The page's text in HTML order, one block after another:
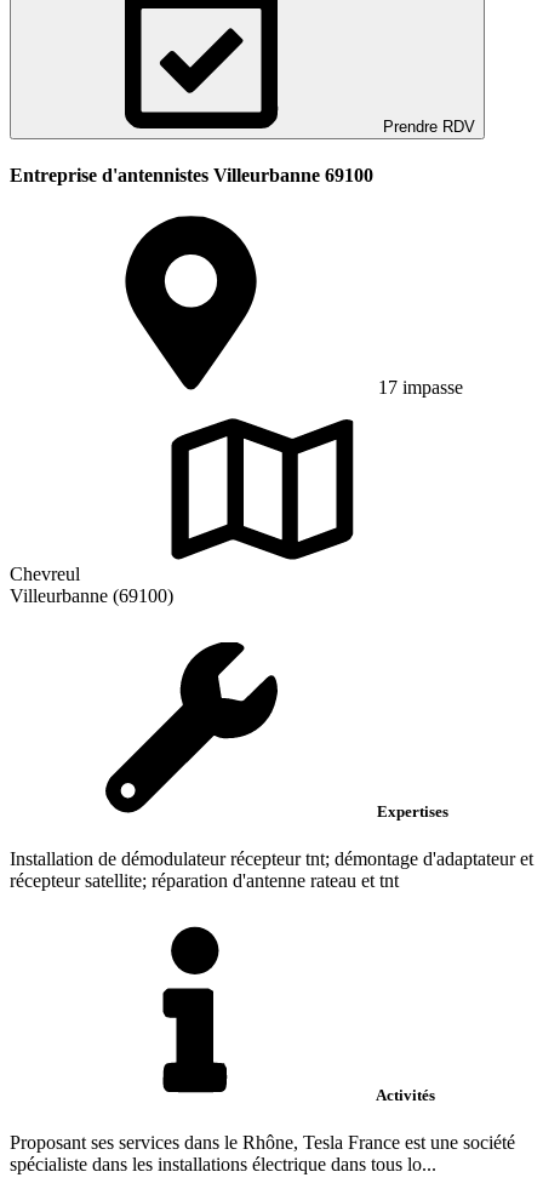
Prendre RDV
Entreprise d'antennistes Villeurbanne 69100
17 impasse
Chevreul
Villeurbanne (69100)
Expertises
Installation de démodulateur récepteur tnt; démontage d'adaptateur et
récepteur satellite; réparation d'antenne rateau et tnt
Activités
Proposant ses services dans le Rhône, Tesla France est une société
spécialiste dans les installations électrique dans tous lo...